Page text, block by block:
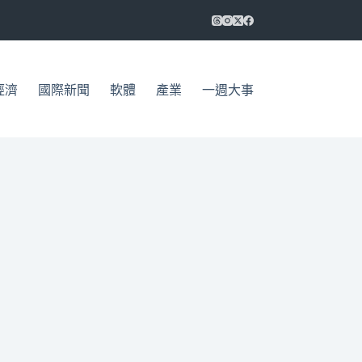
濟 國際新聞 軟體 產業 一週大事